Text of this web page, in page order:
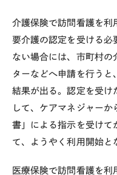
介護保険で訪問看護を利
要介護の認定を受ける必
ない場合には、市町村の
ターなどへ申請を行うと
結果が出る。認定を受け
して、ケアマネジャー
書」による指示を受けて
て、ようやく利用開始と
医療保険で訪問看護を利